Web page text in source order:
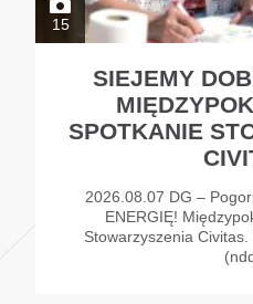
15
SIEJEMY
SPOTKANIE
2026.08.07 DG –
ENERGIĘ!
Stowarzyszenia